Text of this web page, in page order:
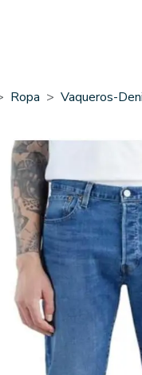
Ropa Vaqueros-